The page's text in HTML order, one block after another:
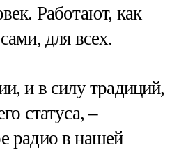
Работают, как
для всех.
и в силу традиций,
статуса, –
радио в нашей